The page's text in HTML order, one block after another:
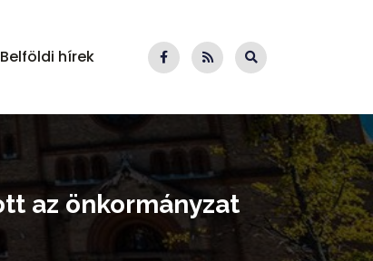
Belföldi hírek
az önkormányzat